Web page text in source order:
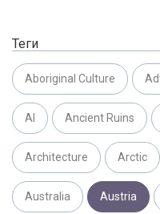
Теги
Aboriginal Culture
AI Ancient Ruins
Architecture Arctic
Australia Austria